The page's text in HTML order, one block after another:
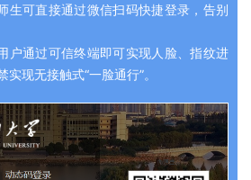
生可直接通过微信扫码快捷登录，告别
户通过可信终端即可实现人脸、指纹进
现无接触式“一脸通行”。